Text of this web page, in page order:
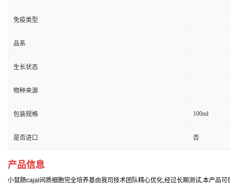
免疫类型
品系
生长状态
物种来源
包装规格 100ml
是否进口 否
产品信息
小鼠肠cajal间质细胞完全培养基由我司技术团队精心优化,经过长期测试,本产品